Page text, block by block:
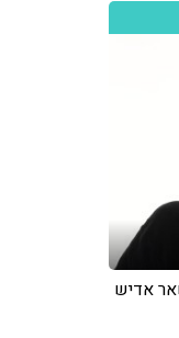
אדיש